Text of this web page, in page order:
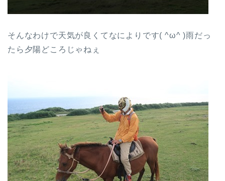
そんなわけで天気が良くてなによりです( ^ω^ )雨だっ
たら夕陽どころじゃねぇ